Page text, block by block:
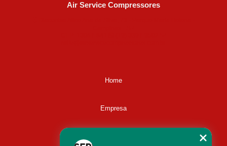
Air Service Compressores
Home
Empresa